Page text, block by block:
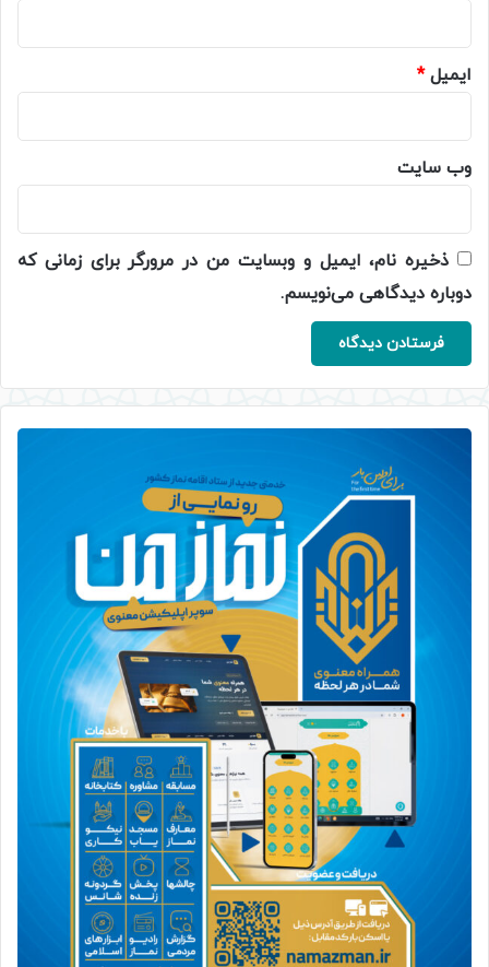
ایمیل*
وب‌ سایت
ذخیره نام، ایمیل و وبسایت من در مرورگر برای زمانی که
دوباره دیدگاهی می‌نویسم.